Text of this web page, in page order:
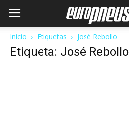
Inicio Etiquetas José Rebollo
Etiqueta: José Rebollo